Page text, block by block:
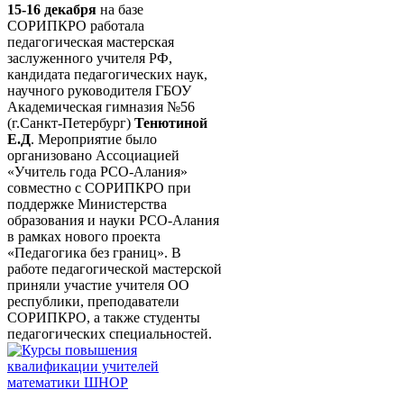
15-16 декабря на базе
СОРИПКРО работала
педагогическая мастерская
заслуженного учителя РФ,
кандидата педагогических наук,
научного руководителя ГБОУ
Академическая гимназия №56
(г.Санкт-Петербург) Тенютиной
Е.Д. Мероприятие было
организовано Ассоциацией
«Учитель года РСО-Алания»
совместно с СОРИПКРО при
поддержке Министерства
образования и науки РСО-Алания
в рамках нового проекта
«Педагогика без границ». В
работе педагогической мастерской
приняли участие учителя ОО
республики, преподаватели
СОРИПКРО, а также студенты
педагогических специальностей.